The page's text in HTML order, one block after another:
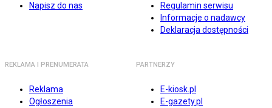
Napisz do nas
Regulamin serwisu
Informacje o nadawcy
Deklaracja dostępności
REKLAMA I PRENUMERATA
Reklama
Ogłoszenia
PARTNERZY
E-kiosk.pl
E-gazety.pl